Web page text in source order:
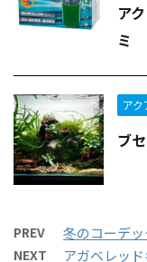
ア
ミ
ア
ブ
PREV 冬のコーデッ
NEXT アガベレッ